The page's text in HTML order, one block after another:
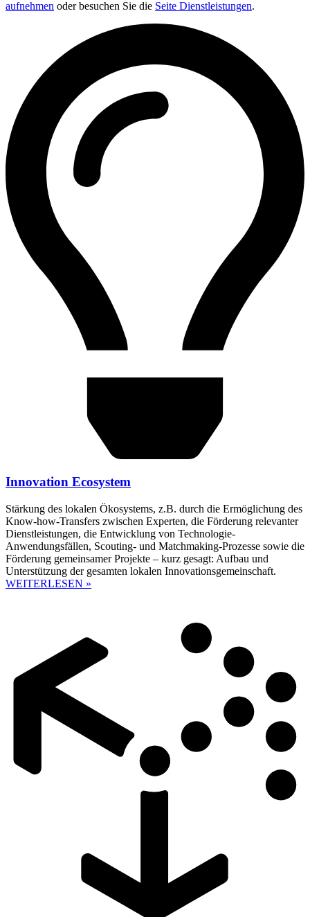
aufnehmen oder besuchen Sie die Seite Dienstleistungen.
Innovation Ecosystem
Stärkung des lokalen Ökosystems, z.B. durch die Ermöglichung des
Know-how-Transfers zwischen Experten, die Förderung relevanter
Dienstleistungen, die Entwicklung von Technologie-
Anwendungsfällen, Scouting- und Matchmaking-Prozesse sowie die
Förderung gemeinsamer Projekte – kurz gesagt: Aufbau und
Unterstützung der gesamten lokalen Innovationsgemeinschaft.
WEITERLESEN »